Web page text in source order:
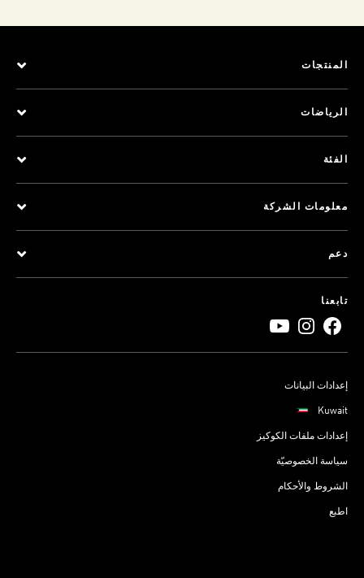
المنتجات
الرياضات
الفئة
معلومات الشركة
دعم
تابعنا
إعدادات البيانات
Kuwait
إعدادات ملفات الكوكيز
سياسة الخصوصيّة
الشروط والأحكام
اطبع